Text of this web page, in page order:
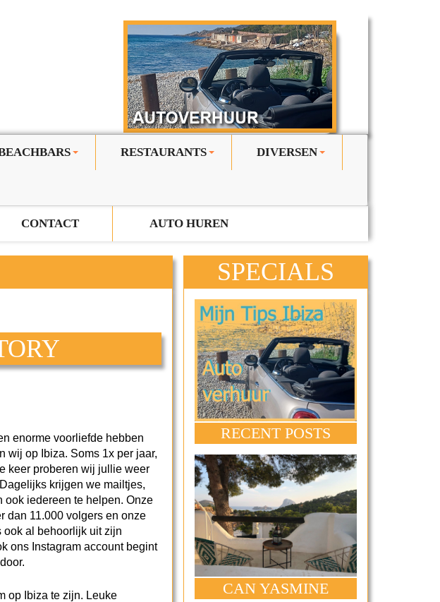
RESTAURANTS
DIVERSEN
CONTACT AUTO HUREN
enorme voorliefde hebben
wij op Ibiza. Soms 1x per jaar,
keer proberen wij jullie weer
krijgen we mailtjes,
ook iedereen te helpen. Onze
dan 11.000 volgers en onze
al behoorlijk uit zijn
ons Instagram account begint
op Ibiza te zijn. Leuke
SPECIALS
RECENT POSTS
CAN YASMINE